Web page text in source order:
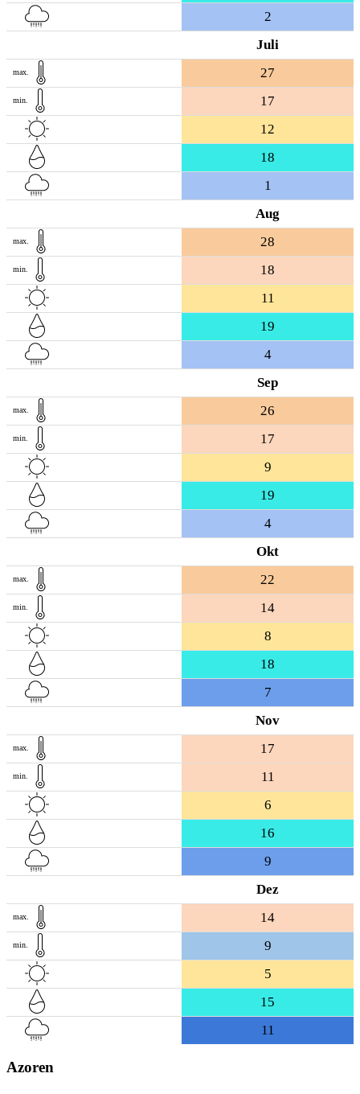
2
Juli
max. 27
min.
17
12
18
1
Aug
max. 28
min.
18
11
19
4
Sep
max. 26
min.
17
9
19
4
Okt
max. 22
min.
14
8
18
7
Nov
max. 17
min.
11
6
16
9
Dez
max. 14
min.
9
5
15
11
Azoren